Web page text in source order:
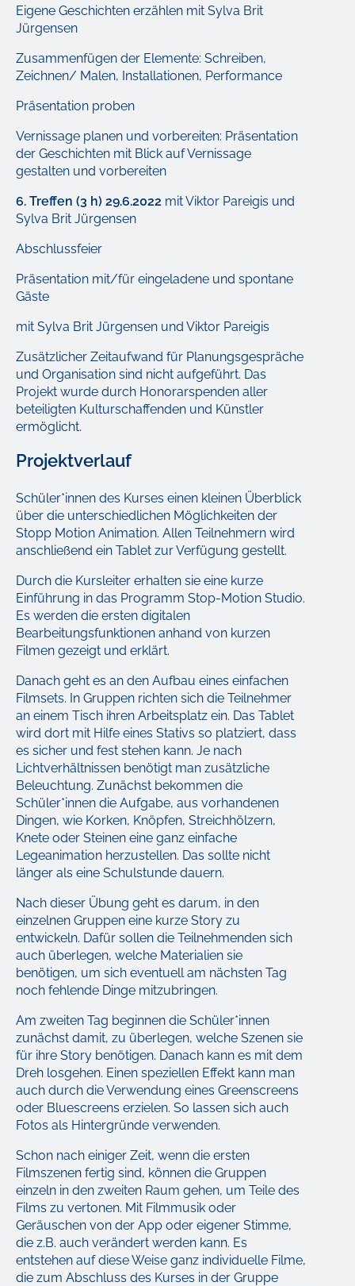
Eigene Geschichten erzählen mit Sylva Brit
Jürgensen
Zusammenfügen der Elemente: Schreiben,
Zeichnen/ Malen, Installationen, Performance
Präsentation proben
Vernissage planen und vorbereiten: Präsentation
der Geschichten mit Blick auf Vernissage
gestalten und vorbereiten
6. Treffen (3 h) 29.6.2022 mit Viktor Pareigis und
Sylva Brit Jürgensen
Abschlussfeier
Präsentation mit/für eingeladene und spontane
Gäste
mit Sylva Brit Jürgensen und Viktor Pareigis
Zusätzlicher Zeitaufwand für Planungsgespräche
und Organisation sind nicht aufgeführt. Das
Projekt wurde durch Honorarspenden aller
beteiligten Kulturschaffenden und Künstler
ermöglicht.
Projektverlauf
Schüler*innen des Kurses einen kleinen Überblick
über die unterschiedlichen Möglichkeiten der
Stopp Motion Animation. Allen Teilnehmern wird
anschließend ein Tablet zur Verfügung gestellt.
Durch die Kursleiter erhalten sie eine kurze
Einführung in das Programm Stop-Motion Studio.
Es werden die ersten digitalen
Bearbeitungsfunktionen anhand von kurzen
Filmen gezeigt und erklärt.
Danach geht es an den Aufbau eines einfachen
Filmsets. In Gruppen richten sich die Teilnehmer
an einem Tisch ihren Arbeitsplatz ein. Das Tablet
wird dort mit Hilfe eines Stativs so platziert, dass
es sicher und fest stehen kann. Je nach
Lichtverhältnissen benötigt man zusätzliche
Beleuchtung. Zunächst bekommen die
Schüler*innen die Aufgabe, aus vorhandenen
Dingen, wie Korken, Knöpfen, Streichhölzern,
Knete oder Steinen eine ganz einfache
Legeanimation herzustellen. Das sollte nicht
länger als eine Schulstunde dauern.
Nach dieser Übung geht es darum, in den
einzelnen Gruppen eine kurze Story zu
entwickeln. Dafür sollen die Teilnehmenden sich
auch überlegen, welche Materialien sie
benötigen, um sich eventuell am nächsten Tag
noch fehlende Dinge mitzubringen.
Am zweiten Tag beginnen die Schüler*innen
zunächst damit, zu überlegen, welche Szenen sie
für ihre Story benötigen. Danach kann es mit dem
Dreh losgehen. Einen speziellen Effekt kann man
auch durch die Verwendung eines Greenscreens
oder Bluescreens erzielen. So lassen sich auch
Fotos als Hintergründe verwenden.
Schon nach einiger Zeit, wenn die ersten
Filmszenen fertig sind, können die Gruppen
einzeln in den zweiten Raum gehen, um Teile des
Films zu vertonen. Mit Filmmusik oder
Geräuschen von der App oder eigener Stimme,
die z.B. auch verändert werden kann. Es
entstehen auf diese Weise ganz individuelle Filme,
die zum Abschluss des Kurses in der Gruppe